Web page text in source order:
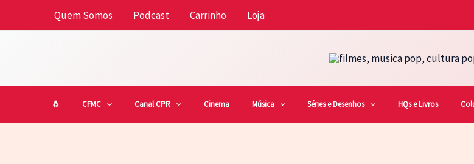
Quem Somos Podcast Carrinho Loja
🐧 CFMC Canal CPR Cinema Música Séries e Desenhos HQs e Livros